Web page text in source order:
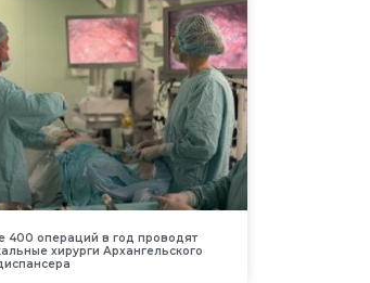
400 операций в год проводят
хирурги Архангельского